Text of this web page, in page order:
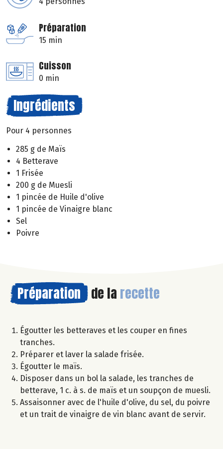
Préparation
15 min
Cuisson
0 min
Ingrédients
Pour 4 personnes
285 g de Maïs
4 Betterave
1 Frisée
200 g de Muesli
1 pincée de Huile d'olive
1 pincée de Vinaigre blanc
Sel
Poivre
Préparation de la recette
Égoutter les betteraves et les couper en fines
tranches.
Préparer et laver la salade frisée.
Égoutter le maïs.
Disposer dans un bol la salade, les tranches de
betterave, 1 c. à s. de maïs et un soupçon de muesli.
Assaisonner avec de l'huile d'olive, du sel, du poivre
et un trait de vinaigre de vin blanc avant de servir.